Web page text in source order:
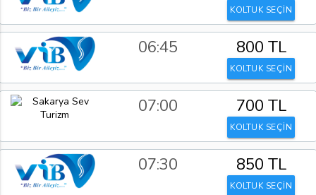
KOLTUK SEÇİN
06:45 800 TL
KOLTUK SEÇİN
07:00 700 TL
KOLTUK SEÇİN
07:30 850 TL
KOLTUK SEÇİN